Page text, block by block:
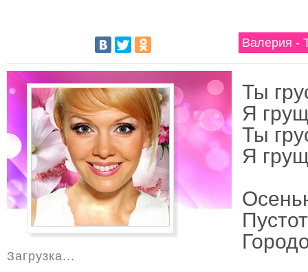
Валерия -
Ты
Я
Ты
Я
Загрузка...